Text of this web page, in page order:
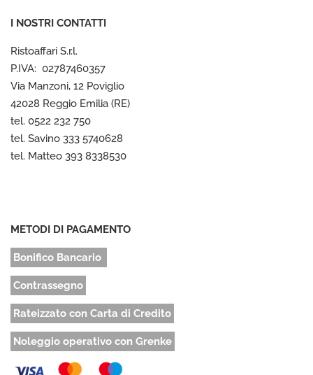
I NOSTRI CONTATTI
Ristoaffari S.r.l.
P.IVA: 02787460357
Via Manzoni, 12 Poviglio
42028 Reggio Emilia (RE)
tel. 0522 232 750
tel. Savino 333 5740628
tel. Matteo 393 8338530
METODI DI PAGAMENTO
Bonifico Bancario
Contrassegno
Rateizzato con Carta di Credito
Noleggio operativo con Grenke